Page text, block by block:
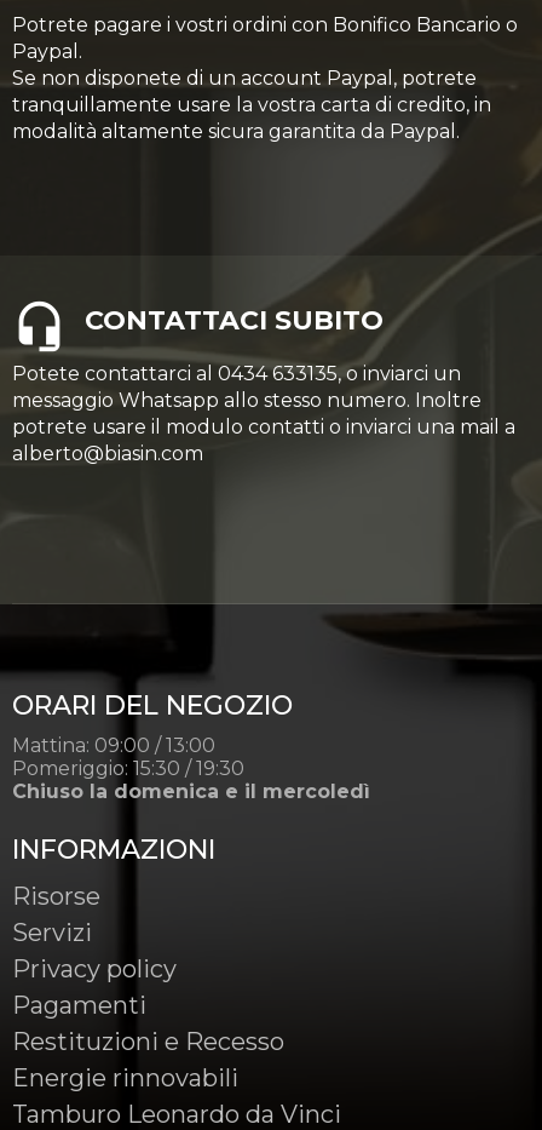
Potrete pagare i vostri ordini con Bonifico Bancario o
Paypal.
Se non disponete di un account Paypal, potrete
tranquillamente usare la vostra carta di credito, in
modalità altamente sicura garantita da Paypal.
CONTATTACI SUBITO
Potete contattarci al 0434 633135, o inviarci un
messaggio Whatsapp allo stesso numero. Inoltre
potrete usare il modulo contatti o inviarci una mail a
alberto@biasin.com
ORARI DEL NEGOZIO
Mattina: 09:00 / 13:00
Pomeriggio: 15:30 / 19:30
Chiuso la domenica e il mercoledì
INFORMAZIONI
Risorse
Servizi
Privacy policy
Pagamenti
Restituzioni e Recesso
Energie rinnovabili
Tamburo Leonardo da Vinci